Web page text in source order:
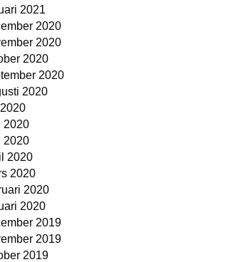
2021
2020
2020
2020
2020
2020
2020
2020
2020
2020
2020
2020
2019
2019
2019